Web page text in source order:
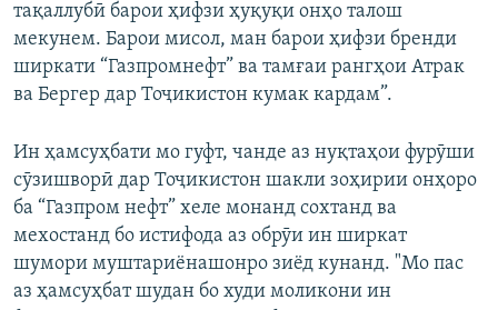
тақаллубӣ барои ҳифзи ҳуқуқи онҳо талош
мекунем. Барои мисол, ман барои ҳифзи бренди
ширкати “Газпромнефт” ва тамғаи рангҳои Атрак
ва Бергер дар Тоҷикистон кумак кардам”.
Ин ҳамсуҳбати мо гуфт, чанде аз нуқтаҳои фурӯши
сӯзишворӣ дар Тоҷикистон шакли зоҳирии онҳоро
ба “Газпром нефт” хеле монанд сохтанд ва
мехостанд бо истифода аз обрӯи ин ширкат
шумори муштариёнашонро зиёд кунанд. "Мо пас
аз ҳамсуҳбат шудан бо худи моликони ин